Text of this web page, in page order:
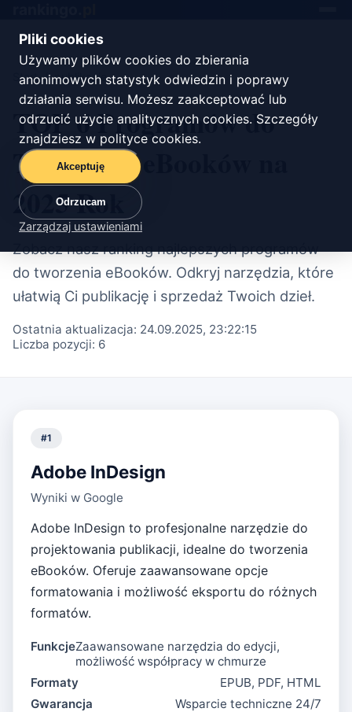
Pliki cookies
Używamy plików cookies do zbierania
anonimowych statystyk odwiedzin i poprawy
działania serwisu. Możesz zaakceptować lub
odrzucić użycie analitycznych cookies. Szczegóły
znajdziesz w polityce cookies.
Akceptuję
Odrzucam
Zarządzaj ustawieniami
Start/publikacje
TOP 6 Programów do
Tworzenia eBooków na
2025 Rok
Zobacz nasz ranking najlepszych programów
do tworzenia eBooków. Odkryj narzędzia, które
ułatwią Ci publikację i sprzedaż Twoich dzieł.
Ostatnia aktualizacja: 24.09.2025, 23:22:15
Liczba pozycji: 6
#1
Adobe InDesign
Wyniki w Google
Adobe InDesign to profesjonalne narzędzie do
projektowania publikacji, idealne do tworzenia
eBooków. Oferuje zaawansowane opcje
formatowania i możliwość eksportu do różnych
formatów.
FunkcjeZaawansowane narzędzia do edycji,
możliwość współpracy w chmurze
Formaty
EPUB, PDF, HTML
Gwarancja
Wsparcie techniczne 24/7